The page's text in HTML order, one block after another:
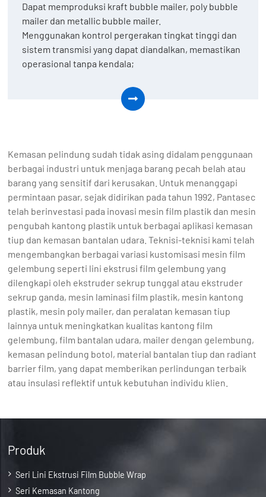
Dapat memproduksi kraft bubble mailer, poly bubble
mailer dan metallic bubble mailer.
Menggunakan kontrol pergerakan tingkat tinggi dan
sistem transmisi yang dapat diandalkan, memastikan
operasional tanpa kendala;
Kemasan pelindung sudah tidak asing didalam penggunaan
berbagai industri untuk menjaga barang pecah belah atau
barang yang sensitif dari kerusakan. Untuk menanggapi
permintaan pasar, sejak didirikan pada tahun 1992, Pantasec
telah berinvestasi pada inovasi mesin film plastik dan mesin
pengubah kantong plastik untuk berbagai aplikasi kemasan
tiup dan kemasan bantalan udara. Teknisi-teknisi kami telah
mengembangkan berbagai variasi kustomisasi mesin film
gelembung seperti lini ekstrusi film gelembung yang
dilengkapi oleh ekstruder sekrup tunggal atau ekstruder
sekrup ganda, mesin laminasi film plastik, mesin kantong
plastik, mesin poly mailer, dan peralatan kemasan tiup
lainnya untuk meningkatkan kualitas kantong film
gelembung, film bantalan udara, mailer dengan gelembung,
kemasan pelindung botol, material bantalan tiup dan radiant
barrier film, yang dapat memberikan perlindungan terbaik
atau insulasi reflektif untuk kebutuhan individu klien.
Produk
Seri Lini Ekstrusi Film Bubble Wrap
Seri Kemasan Kantong